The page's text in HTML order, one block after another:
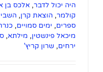
היה יכול לדבר, אלכס בן
קולמר, הוצאת קרן,
ספרים, ימים סמויים,
מיכאל פינשטין, מילתא,
ירחים, שרון קריץ'